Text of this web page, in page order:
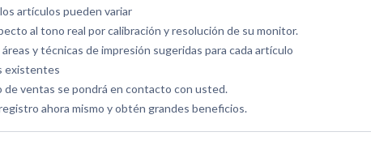
artículos pueden variar
al tono real por calibración y resolución de su monitor.
y técnicas de impresión sugeridas para cada artículo
existentes
de ventas se pondrá en contacto con usted.
ahora mismo y obtén grandes beneficios.